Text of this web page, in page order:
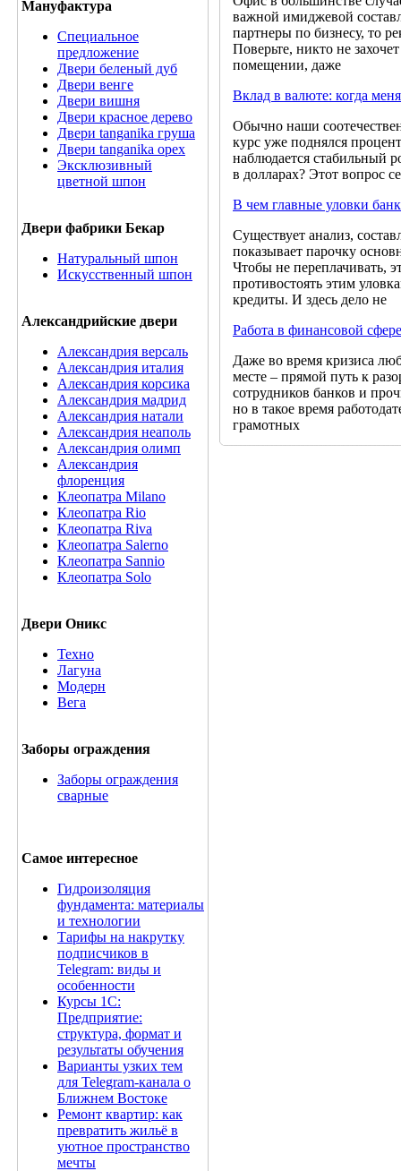
Мануфактура
Специальное
предложение
Двери беленый дуб
Двери венге
Двери вишня
Двери красное дерево
Двери tanganika груша
Двери tanganika oрех
Эксклюзивный
цветной шпон
Двери фабрики Бекар
Натуральный шпон
Искусственный шпон
Александрийские двери
Александрия версаль
Александрия италия
Александрия корсика
Александрия мадрид
Александрия натали
Александрия неаполь
Александрия олимп
Александрия
флоренция
Клеопатра Milano
Клеопатра Rio
Клеопатра Riva
Клеопатра Salerno
Клеопатра Sannio
Клеопатра Solo
Двери Оникс
Техно
Лагуна
Модерн
Вега
Заборы ограждения
Заборы ограждения
сварные
Самое интересное
Гидроизоляция
фундамента: материалы
и технологии
Тарифы на накрутку
подписчиков в
Telegram: виды и
особенности
Курсы 1С:
Предприятие:
структура, формат и
результаты обучения
Варианты узких тем
для Telegram-канала о
Ближнем Востоке
Ремонт квартир: как
превратить жильё в
уютное пространство
мечты
важной имиджевой
партнеры по бизнесу, то
Поверьте, никто не
помещении, даже
Вклад в валюте: когда
Обычно наши
курс уже поднялся
наблюдается стабильный
в долларах? Этот вопрос
В чем главные уловки
Существует анализ,
показывает парочку
Чтобы не переплачивать,
противостоять этим
кредиты. И здесь дело не
Работа в финансовой сфере
Даже во время кризиса
месте – прямой путь к
сотрудников банков и
но в такое время
грамотных